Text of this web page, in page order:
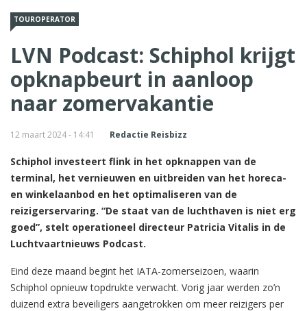
TOUROPERATOR
LVN Podcast: Schiphol krijgt
opknapbeurt in aanloop
naar zomervakantie
12 maart 2024 - 14:41 Redactie Reisbizz
Schiphol investeert flink in het opknappen van de
terminal, het vernieuwen en uitbreiden van het horeca-
en winkelaanbod en het optimaliseren van de
reizigerservaring. “De staat van de luchthaven is niet erg
goed”, stelt operationeel directeur Patricia Vitalis in de
Luchtvaartnieuws Podcast.
Eind deze maand begint het IATA-zomerseizoen, waarin
Schiphol opnieuw topdrukte verwacht. Vorig jaar werden zo’n
duizend extra beveiligers aangetrokken om meer reizigers per